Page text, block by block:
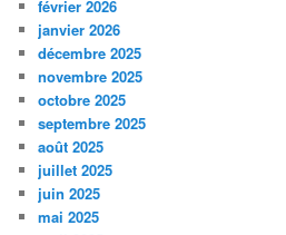
février 2026
janvier 2026
décembre 2025
novembre 2025
octobre 2025
septembre 2025
août 2025
juillet 2025
juin 2025
mai 2025